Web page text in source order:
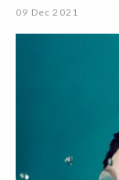
09 Dec 2021